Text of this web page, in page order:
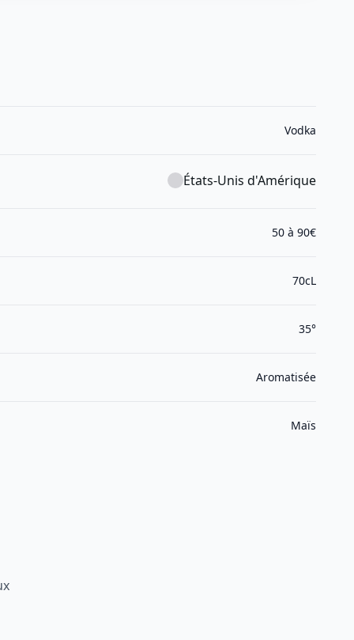
Vodka
États-Unis d'Amérique
50 à 90€
70cL
35°
Aromatisée
Maïs